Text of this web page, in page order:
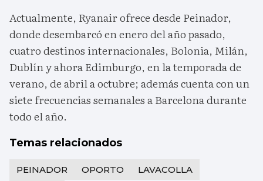
Actualmente, Ryanair ofrece desde Peinador,
donde desembarcó en enero del año pasado,
cuatro destinos internacionales, Bolonia, Milán,
Dublín y ahora Edimburgo, en la temporada de
verano, de abril a octubre; además cuenta con un
siete frecuencias semanales a Barcelona durante
todo el año.
Temas relacionados
PEINADOR OPORTO LAVACOLLA